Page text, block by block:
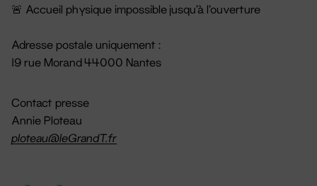
🚨 Accueil physique impossible jusqu'à l'ouverture
Adresse postale uniquement :
19 rue Morand 44000 Nantes
Contact presse
Annie Ploteau
ploteau@leGrandT.fr